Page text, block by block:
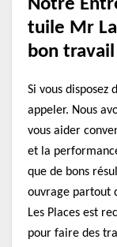
Notre
tuile Mr
bon travail
Si vous disposez
appeler. Nous
vous aider
et la
que de bons
ouvrage partout
Les Places est
pour faire des